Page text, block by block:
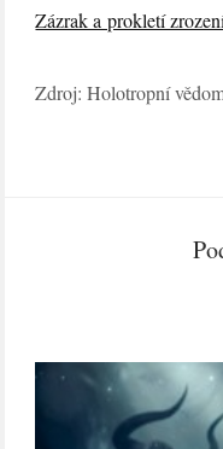
Zázrak a prokletí
Zdroj: Holotropní